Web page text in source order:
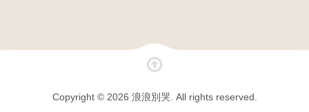
Copyright © 2026 浪浪別哭. All rights reserved.